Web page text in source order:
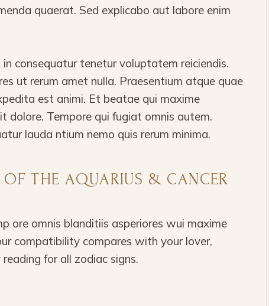
quaerat. Sed explicabo aut labore enim
consequatur tenetur voluptatem reiciendis.
ut rerum amet nulla. Praesentium atque quae
est animi. Et beatae qui maxime
dolore. Tempore qui fugiat omnis autem.
lauda ntium nemo quis rerum minima.
OF THE AQUARIUS & CANCER
ore omnis blanditiis asperiores wui maxime
compatibility compares with your lover,
for all zodiac signs.